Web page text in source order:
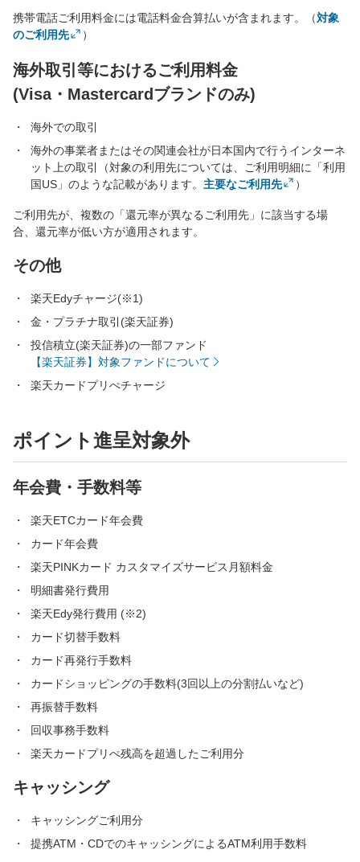
携帯電話ご利用料金には電話料金合算払いが含まれます。（対象
のご利用先
）
海外取引等におけるご利用料金
(Visa・Mastercardブランドのみ)
海外での取引
海外の事業者またはその関連会社が日本国内で行うインターネ
ット上の取引（対象の利用先については、ご利用明細に「利用
国US」のような記載があります。 主要なご利用先 ）
ご利用先が、複数の「還元率が異なるご利用先」に該当する場
合、還元率が低い方が適用されます。
その他
楽天Edyチャージ(※1)
金・プラチナ取引(楽天証券)
投信積立(楽天証券)の一部ファンド
【楽天証券】対象ファンドについて
楽天カードプリぺチャージ
ポイント進呈対象外
年会費・手数料等
楽天ETCカード年会費
カード年会費
楽天PINKカード カスタマイズサービス月額料金
明細書発行費用
楽天Edy発行費用 (※2)
カード切替手数料
カード再発行手数料
カードショッピングの手数料(3回以上の分割払いなど)
再振替手数料
回収事務手数料
楽天カードプリぺ残高を超過したご利用分
キャッシング
キャッシングご利用分
提携ATM・CDでのキャッシングによるATM利用手数料